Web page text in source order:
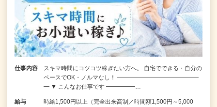
仕事内容
スキマ時間にコツコツ稼ぎたい方へ。 自宅でできる・自分の
ペースでOK・ノルマなし！ ━━━━━━━━━━━━━━
━ ▼ こんなお仕事です ━━━━━…
給与
時給1,500円以上（完全出来高制／時間額1,500円～5,000